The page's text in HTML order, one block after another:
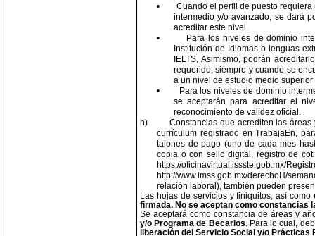
•
Cuando el perfil de puesto
intermedio y/o avanzado, se dará
acreditar este nivel.
•
Para los niveles de dominio
Institución de Idiomas o lenguas
IELTS, Asimismo, podrán
requerido, siempre y cuando se
a un nivel de estudio medio superior
•
Para los niveles de dominio
se aceptarán para acreditar el
reconocimiento de validez oficial.
h)
Constancias que acrediten las
currículum registrado en TrabajaEn,
talones de pago (uno de cada mes
copia o con sello digital, registro de
https://
http://www.imss.gob.mx/derechoH/
relación laboral), también pueden
Las hojas de servicios y finiquitos, así como
firmada. No se aceptan como constancias
Se aceptará como constancia de áreas y
y/o Programa de Becarios. Para lo cual,
liberación del Servicio Social y/o Prácticas